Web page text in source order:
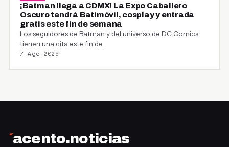
¡Batman llega a CDMX! La Expo Caballero
Oscuro tendrá Batimóvil, cosplay y entrada
gratis este fin de semana
Los seguidores de Batman y del universo de DC Comics
tienen una cita este fin de…
7 Ago 2026
´acento.noticias